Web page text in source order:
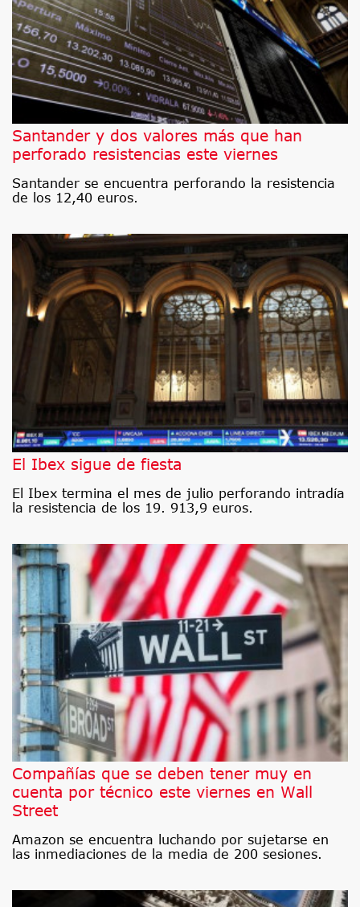
Santander y dos valores más que han
perforado resistencias este viernes
Santander se encuentra perforando la resistencia
de los 12,40 euros.
El Ibex sigue de fiesta
El Ibex termina el mes de julio perforando intradía
la resistencia de los 19. 913,9 euros.
Compañías que se deben tener muy en
cuenta por técnico este viernes en Wall
Street
Amazon se encuentra luchando por sujetarse en
las inmediaciones de la media de 200 sesiones.